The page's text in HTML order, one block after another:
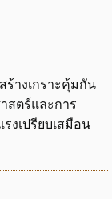
างเกราะคุ้มกัน
สตร์และการ
งเปรียบเสมือน